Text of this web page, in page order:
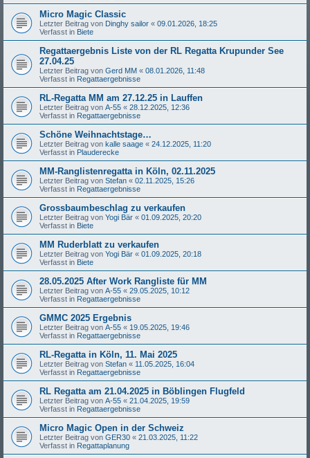
Micro Magic Classic
Letzter Beitrag von Dinghy sailor « 09.01.2026, 18:25
Verfasst in Biete
Regattaergebnis Liste von der RL Regatta Krupunder See
27.04.25
Letzter Beitrag von Gerd MM « 08.01.2026, 11:48
Verfasst in Regattaergebnisse
RL-Regatta MM am 27.12.25 in Lauffen
Letzter Beitrag von A-55 « 28.12.2025, 12:36
Verfasst in Regattaergebnisse
Schöne Weihnachtstage…
Letzter Beitrag von kalle saage « 24.12.2025, 11:20
Verfasst in Plauderecke
MM-Ranglistenregatta in Köln, 02.11.2025
Letzter Beitrag von Stefan « 02.11.2025, 15:26
Verfasst in Regattaergebnisse
Grossbaumbeschlag zu verkaufen
Letzter Beitrag von Yogi Bär « 01.09.2025, 20:20
Verfasst in Biete
MM Ruderblatt zu verkaufen
Letzter Beitrag von Yogi Bär « 01.09.2025, 20:18
Verfasst in Biete
28.05.2025 After Work Rangliste für MM
Letzter Beitrag von A-55 « 29.05.2025, 10:12
Verfasst in Regattaergebnisse
GMMC 2025 Ergebnis
Letzter Beitrag von A-55 « 19.05.2025, 19:46
Verfasst in Regattaergebnisse
RL-Regatta in Köln, 11. Mai 2025
Letzter Beitrag von Stefan « 11.05.2025, 16:04
Verfasst in Regattaergebnisse
RL Regatta am 21.04.2025 in Böblingen Flugfeld
Letzter Beitrag von A-55 « 21.04.2025, 19:59
Verfasst in Regattaergebnisse
Micro Magic Open in der Schweiz
Letzter Beitrag von GER30 « 21.03.2025, 11:22
Verfasst in Regattaplanung